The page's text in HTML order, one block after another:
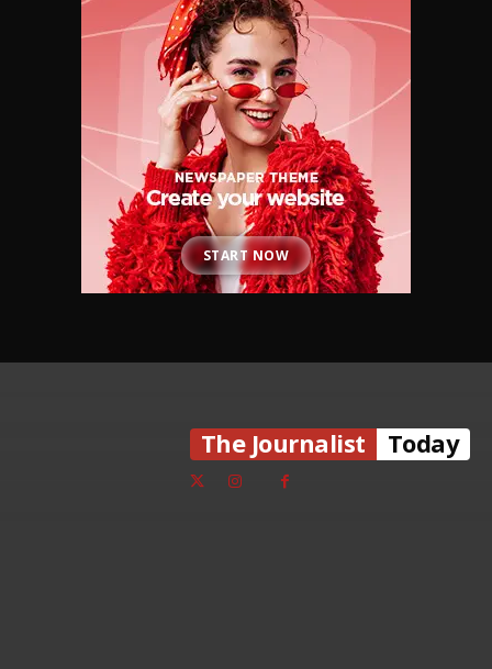
START NOW
Today
The Journalist